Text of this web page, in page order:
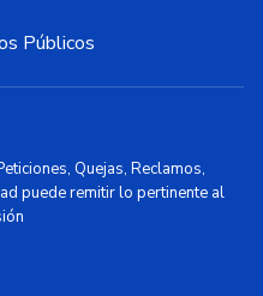
Públicos
Quejas, Reclamos,
puede remitir lo pertinente al